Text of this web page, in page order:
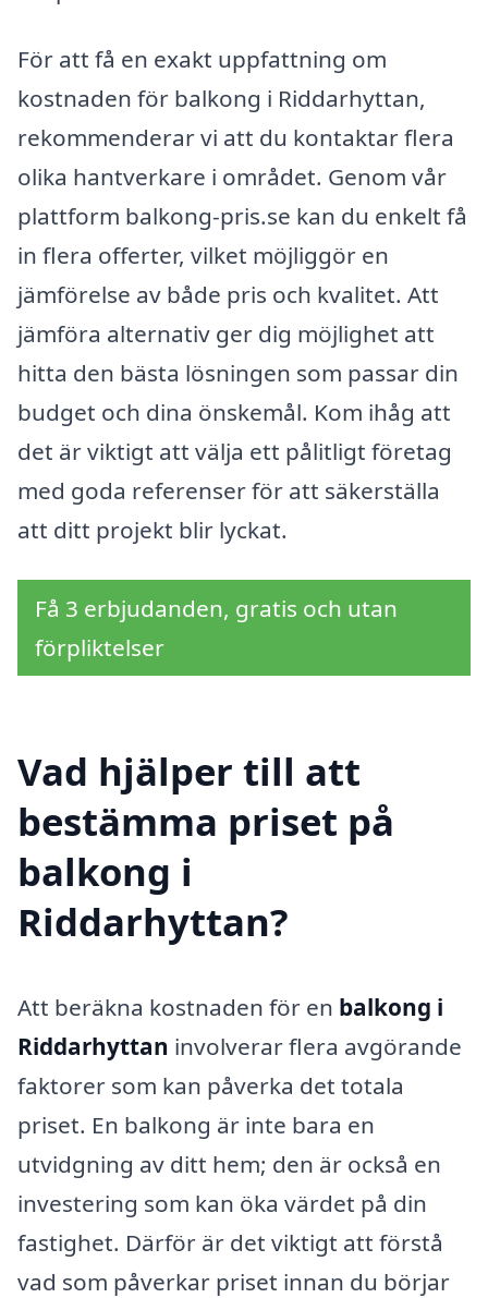
För att få en exakt uppfattning om
kostnaden för balkong i Riddarhyttan,
rekommenderar vi att du kontaktar flera
olika hantverkare i området. Genom vår
plattform balkong-pris.se kan du enkelt få
in flera offerter, vilket möjliggör en
jämförelse av både pris och kvalitet. Att
jämföra alternativ ger dig möjlighet att
hitta den bästa lösningen som passar din
budget och dina önskemål. Kom ihåg att
det är viktigt att välja ett pålitligt företag
med goda referenser för att säkerställa
att ditt projekt blir lyckat.
Få 3 erbjudanden, gratis och utan
förpliktelser
Vad hjälper till att
bestämma priset på
balkong i
Riddarhyttan?
Att beräkna kostnaden för en balkong i
Riddarhyttan involverar flera avgörande
faktorer som kan påverka det totala
priset. En balkong är inte bara en
utvidgning av ditt hem; den är också en
investering som kan öka värdet på din
fastighet. Därför är det viktigt att förstå
vad som påverkar priset innan du börjar